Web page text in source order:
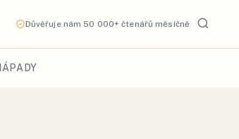
Důvěřuje nám 50 000+ čtenářů měsíčně